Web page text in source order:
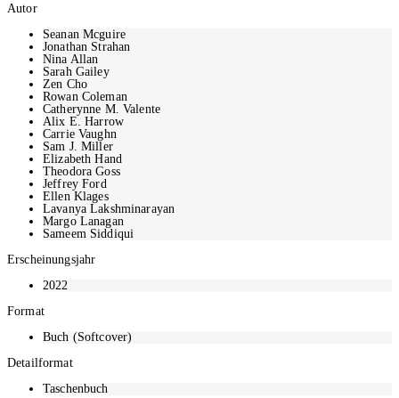
Autor
Seanan Mcguire
Jonathan Strahan
Nina Allan
Sarah Gailey
Zen Cho
Rowan Coleman
Catherynne M. Valente
Alix E. Harrow
Carrie Vaughn
Sam J. Miller
Elizabeth Hand
Theodora Goss
Jeffrey Ford
Ellen Klages
Lavanya Lakshminarayan
Margo Lanagan
Sameem Siddiqui
Erscheinungsjahr
2022
Format
Buch (Softcover)
Detailformat
Taschenbuch